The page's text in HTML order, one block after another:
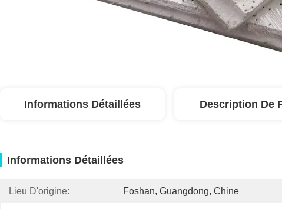
Informations Détaillées Description De
Informations Détaillées
Lieu D'origine: Foshan, Guangdong, Chine